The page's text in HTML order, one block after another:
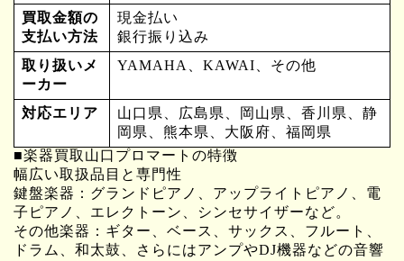
買取金額の
支払い方法
現金払い
銀行振り込み
取り扱いメ
ーカー
YAMAHA、KAWAI、その他
対応エリア
山口県、広島県、岡山県、香川県、静
岡県、熊本県、大阪府、福岡県
■楽器買取山口プロマートの特徴
幅広い取扱品目と専門性
鍵盤楽器：グランドピアノ、アップライトピアノ、電
子ピアノ、エレクトーン、シンセサイザーなど。
その他楽器：ギター、ベース、サックス、フルート、
ドラム、和太鼓、さらにはアンプやDJ機器などの音響